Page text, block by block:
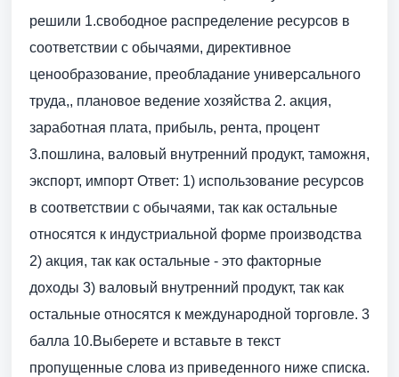
решили 1.свободное распределение ресурсов в
соответствии с обычаями, директивное
ценообразование, преобладание универсального
труда,, плановое ведение хозяйства 2. акция,
заработная плата, прибыль, рента, процент
3.пошлина, валовый внутренний продукт, таможня,
экспорт, импорт Ответ: 1) использование ресурсов
в соответствии с обычаями, так как остальные
относятся к индустриальной форме производства
2) акция, так как остальные - это факторные
доходы 3) валовый внутренний продукт, так как
остальные относятся к международной торговле. 3
балла 10.Выберете и вставьте в текст
пропущенные слова из приведенного ниже списка.